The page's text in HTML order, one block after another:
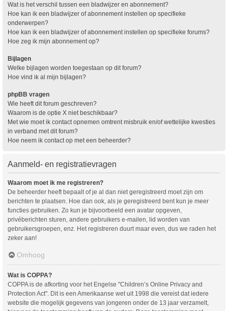
Wat is het verschil tussen een bladwijzer en abonnement?
Hoe kan ik een bladwijzer of abonnement instellen op specifieke
onderwerpen?
Hoe kan ik een bladwijzer of abonnement instellen op specifieke forums?
Hoe zeg ik mijn abonnement op?
Bijlagen
Welke bijlagen worden toegestaan op dit forum?
Hoe vind ik al mijn bijlagen?
phpBB vragen
Wie heeft dit forum geschreven?
Waarom is de optie X niet beschikbaar?
Met wie moet ik contact opnemen omtrent misbruik en/of wettelijke kwesties
in verband met dit forum?
Hoe neem ik contact op met een beheerder?
Aanmeld- en registratievragen
Waarom moet ik me registreren?
De beheerder heeft bepaalt of je al dan niet geregistreerd moet zijn om
berichten te plaatsen. Hoe dan ook, als je geregistreerd bent kun je meer
functies gebruiken. Zo kun je bijvoorbeeld een avatar opgeven,
privéberichten sturen, andere gebruikers e-mailen, lid worden van
gebruikersgroepen, enz. Het registreren duurt maar even, dus we raden het
zeker aan!
Omhoog
Wat is COPPA?
COPPA is de afkorting voor het Engelse "Children’s Online Privacy and
Protection Act". Dit is een Amerikaanse wet uit 1998 die vereist dat iedere
website die mogelijk gegevens van jongeren onder de 13 jaar verzamelt,